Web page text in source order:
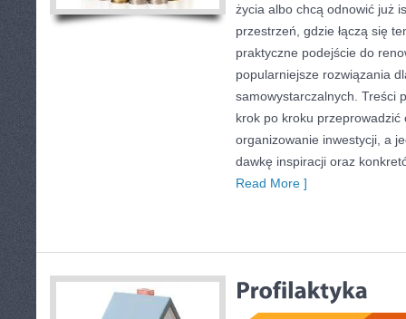
życia albo chcą odnowić już
przestrzeń, gdzie łączą się
praktyczne podejście do
popularniejsze rozwiązania
samowystarczalnych. Treści
krok po kroku przeprowadzić
organizowanie inwestycji, a
dawkę inspiracji oraz
Read More ]